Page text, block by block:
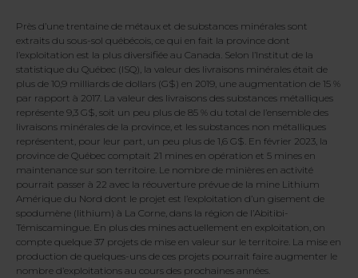
Près d’une trentaine de métaux et de substances minérales sont
extraits du sous-sol québécois, ce qui en fait la province dont
l’exploitation est la plus diversifiée au Canada. Selon l’Institut de la
statistique du Québec (ISQ), la valeur des livraisons minérales était de
plus de 10,9 milliards de dollars (G$) en 2019, une augmentation de 15 %
par rapport à 2017. La valeur des livraisons des substances métalliques
représente 9,3 G$, soit un peu plus de 85 % du total de l’ensemble des
livraisons minérales de la province, et les substances non métalliques
représentent, pour leur part, un peu plus de 1,6 G$. En février 2023, la
province de Québec comptait 21 mines en opération et 5 mines en
maintenance sur son territoire. Le nombre de minières en activité
pourrait passer à 22 avec la réouverture prévue de la mine Lithium
Amérique du Nord dont le projet est l’exploitation d’un gisement de
spodumène (lithium) à La Corne, dans la région de l’Abitibi-
Témiscamingue. En plus des mines actuellement en exploitation, on
compte quelque 37 projets de mise en valeur sur le territoire. La mise en
production de quelques-uns de ces projets pourrait faire augmenter le
nombre d’exploitations au cours des prochaines années.